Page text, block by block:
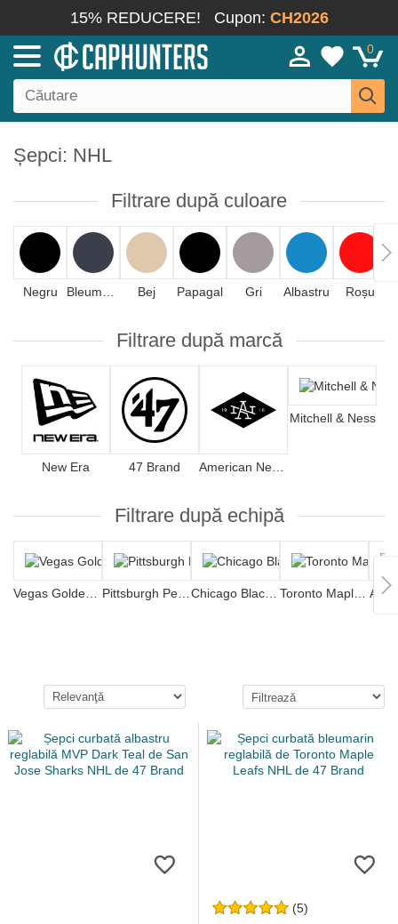
15% REDUCERE! Cupon: CH2026
0
Șepci: NHL
Filtrare după culoare
Negru Bej Papagal Gri Albastru Roșu
Filtrare după marcă
New Era 47 Brand
Mitchell & Ness
Filtrare după echipă
Vegas Golden Knights Pittsburgh Penguins Chicago Blackhawks Toronto Maple Leafs
(5)